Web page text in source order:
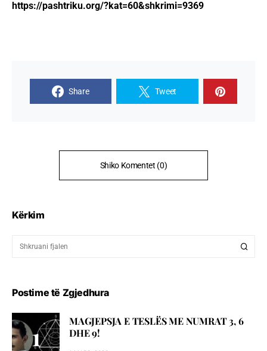
https://pashtriku.org/?kat=60&shkrimi=9369
Share Tweet
Shiko Komentet (0)
Kërkim
Postime të Zgjedhura
MAGJEPSJA E TESLËS ME NUMRAT 3, 6
DHE 9!